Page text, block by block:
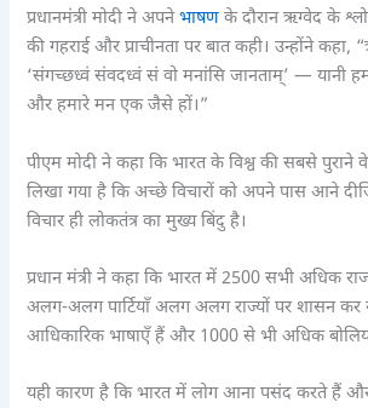
प्रधानमंत्री मोदी ने अपनेभाषण के दौरान ऋग्वेद के
की गहराई और प्राचीनता पर बात कही। उन्होंने
‘संगच्छध्वं संवदध्वं सं वो मनांसि जानताम्’ — यानी
और हमारे मन एक जैसे हों।”
पीएम मोदी ने कहा कि भारत के विश्व की सबसे
लिखा गया है कि अच्छे विचारों को अपने पास आने
विचार ही लोकतंत्र का मुख्य बिंदु है।
प्रधान मंत्री ने कहा कि भारत में 2500 सभी अधिक
अलग-अलग पार्टियाँ अलग अलग राज्यों पर शासन कर
आधिकारिक भाषाएँ हैं और 1000 से भी अधिक
यही कारण है कि भारत में लोग आना पसंद करते हैं